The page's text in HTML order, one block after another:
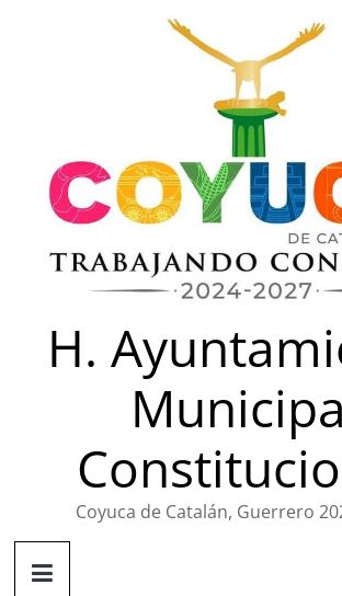
H.
Coyuca de Catalán, Guerrero